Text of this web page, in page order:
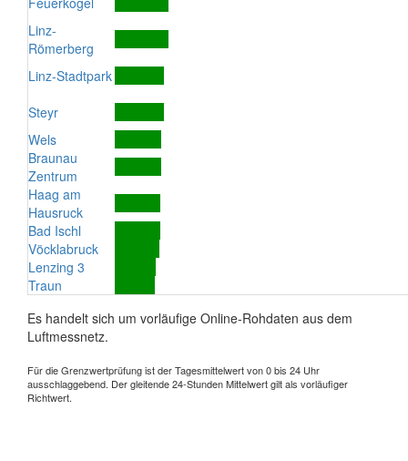
Linz-
Römerberg
Linz-Stadtpark
Steyr
Wels
Braunau
Zentrum
Haag am
Hausruck
Bad Ischl
Vöcklabruck
Lenzing 3
Traun
Es handelt sich um vorläufige Online-Rohdaten aus dem
Luftmessnetz.
Für die Grenzwertprüfung ist der Tagesmittelwert von 0 bis 24 Uhr
ausschlaggebend. Der gleitende 24-Stunden Mittelwert gilt als vorläufiger
Richtwert.